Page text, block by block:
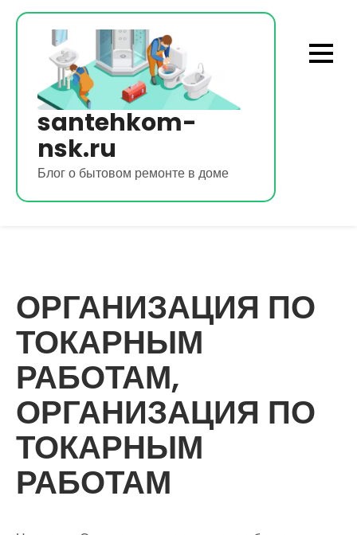
Перейти
содержимому
santehkom-
nsk.ru
Блог о бытовом ремонте в доме
ОРГАНИЗАЦИЯ ПО
ТОКАРНЫМ
РАБОТАМ,
ОРГАНИЗАЦИЯ ПО
ТОКАРНЫМ
РАБОТАМ